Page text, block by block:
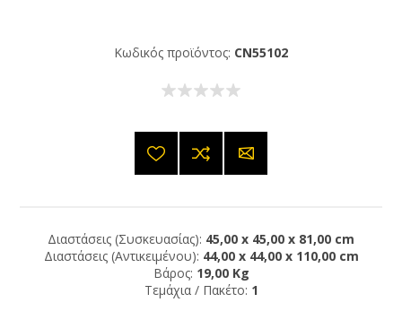
Κωδικός προϊόντος: CN55102
Διαστάσεις (Συσκευασίας): 45,00 x 45,00 x 81,00 cm
Διαστάσεις (Αντικειμένου): 44,00 x 44,00 x 110,00 cm
Βάρος: 19,00 Kg
Τεμάχια / Πακέτο: 1